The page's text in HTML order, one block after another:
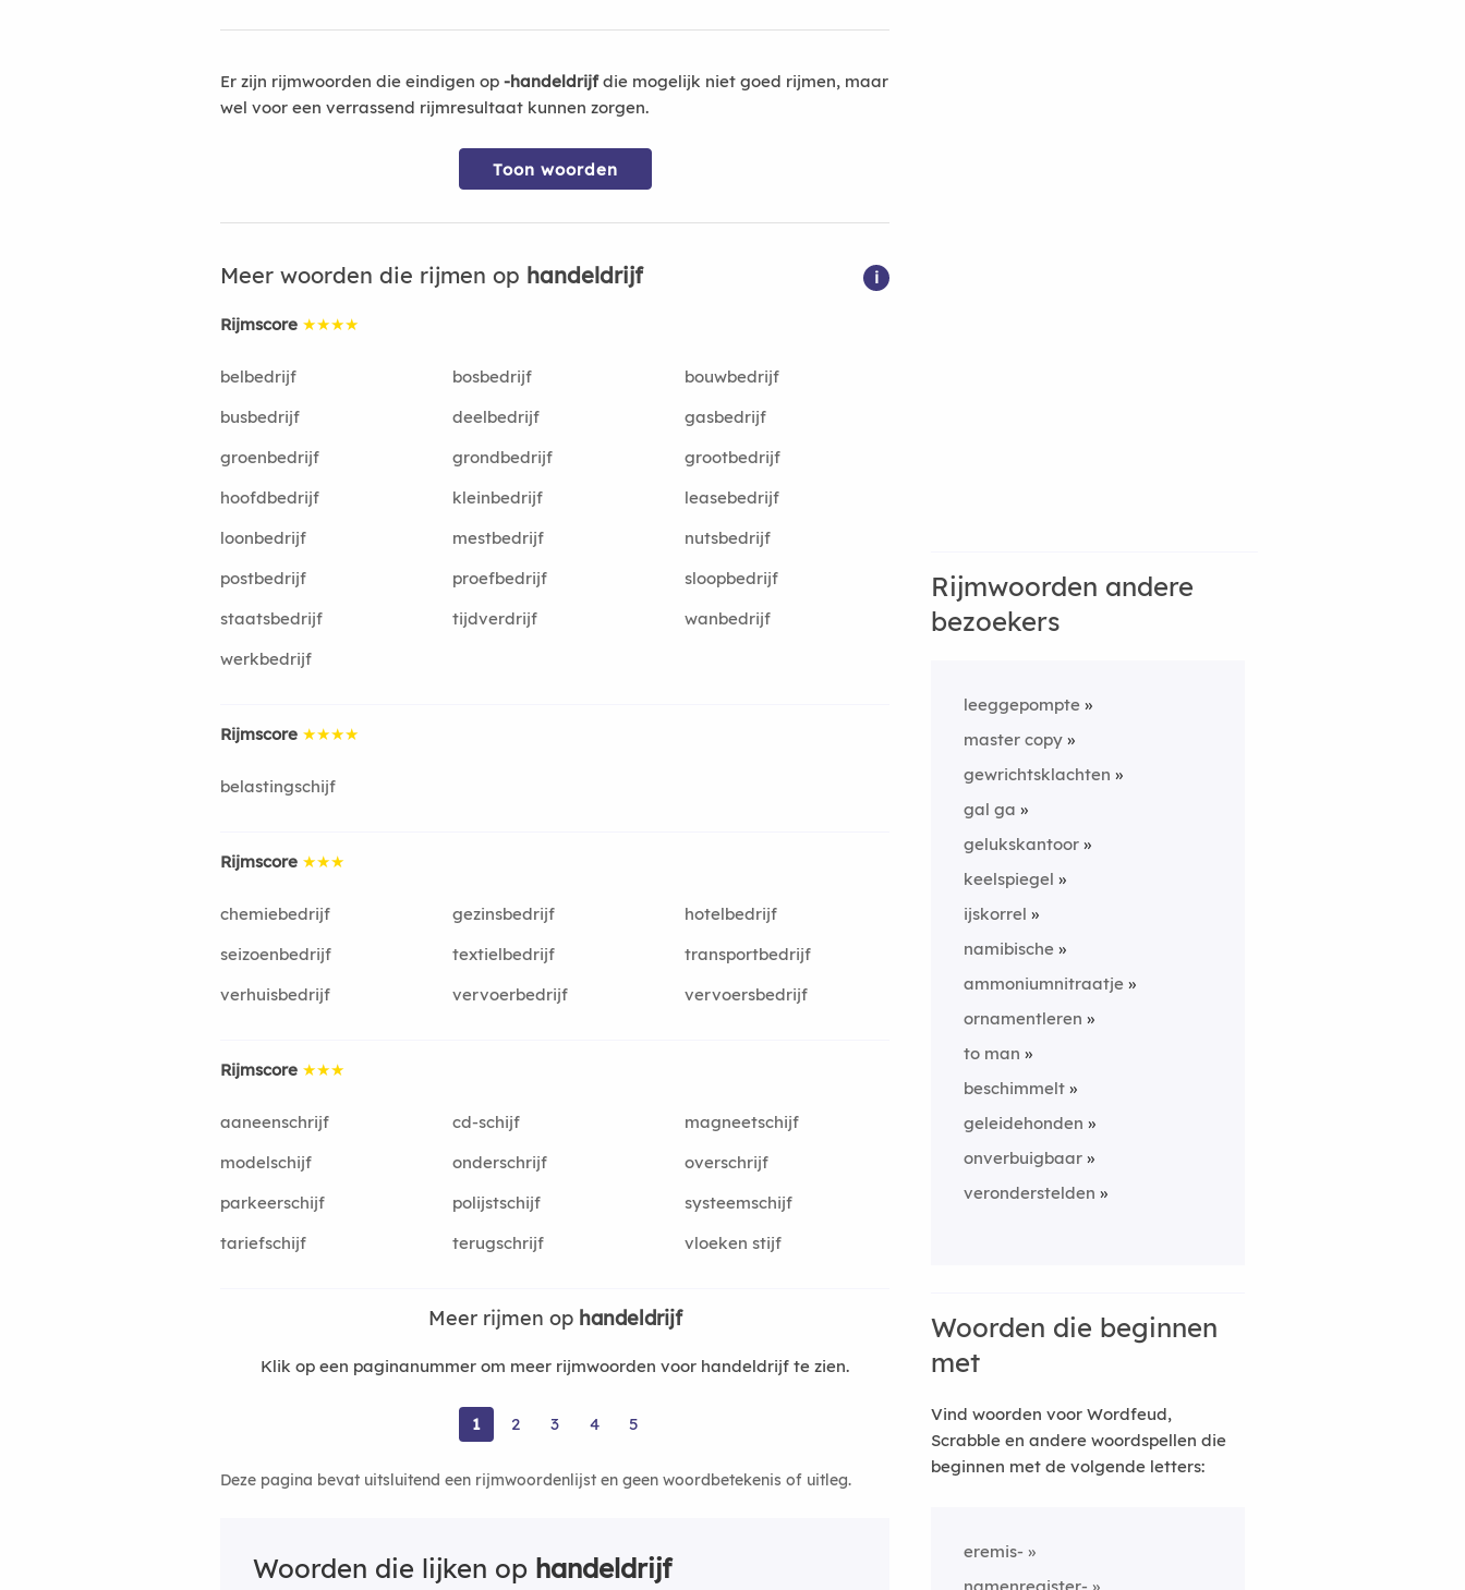
Er zijn rijmwoorden die eindigen op -handeldrijfdie mogelijk niet goed rijmen, maar
wel voor een verrassend rijmresultaat kunnen zorgen.
Toon woorden
Meer woorden die rijmen op handeldrijf i
Rijmscore ★★★★
belbedrijf bosbedrijf
bouwbedrijf
busbedrijf
deelbedrijf
gasbedrijf
groenbedrijf
grondbedrijf
grootbedrijf
hoofdbedrijf
kleinbedrijf
leasebedrijf
loonbedrijf
mestbedrijf
nutsbedrijf
postbedrijf
proefbedrijf
sloopbedrijf
staatsbedrijf
tijdverdrijf
wanbedrijf
werkbedrijf
Rijmscore ★★★★
belastingschijf
Rijmscore ★★★
chemiebedrijf gezinsbedrijf
hotelbedrijf
seizoenbedrijf
textielbedrijf
transportbedrijf
verhuisbedrijf
vervoerbedrijf vervoersbedrijf
Rijmscore ★★★
aaneenschrijf cd-schijf
magneetschijf
modelschijf
onderschrijf
overschrijf
parkeerschijf
polijstschijf
systeemschijf
tariefschijf
terugschrijf vloeken stijf
Meer rijmen op handeldrijf
Klik op een paginanummer om meer rijmwoorden voor handeldrijf te zien.
1 2 3 4 5
Deze pagina bevat uitsluitend een rijmwoordenlijst en geen woordbetekenis of uitleg.
Woorden die lijken op handeldrijf
Rijmwoorden andere
bezoekers
leeggepompte
master copy
gewrichtsklachten
gal ga
gelukskantoor
keelspiegel
ijskorrel
namibische
ammoniumnitraatje
ornamentleren
to man
beschimmelt
geleidehonden
onverbuigbaar
veronderstelden
Woorden die beginnen
met
Vind woorden voor Wordfeud,
Scrabble en andere woordspellen die
beginnen met de volgende letters:
eremis-